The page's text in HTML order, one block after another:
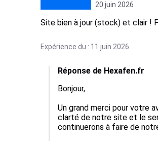
20 juin 2026
Site bien à jour (stock) et clair !
Expérience du : 11 juin 2026
Réponse de Hexafen.fr
Bonjour,
Un grand merci pour votre
clarté de notre site et le
continuerons à faire de